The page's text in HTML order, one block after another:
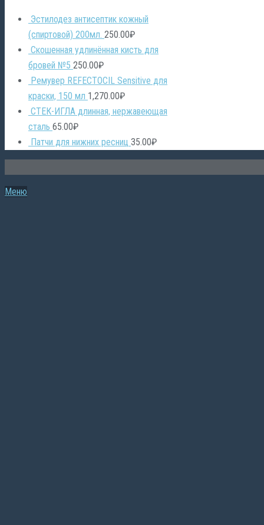
Эстилодез антисептик кожный
(спиртовой) 200мл. 250.00₽
Скошенная удлинённая кисть для
бровей №5 250.00₽
Ремувер REFECTOCIL Sensitive для
краски, 150 мл 1,270.00₽
СТЕК-ИГЛА длинная, нержавеющая
сталь 65.00₽
Патчи для нижних ресниц 35.00₽
Меню